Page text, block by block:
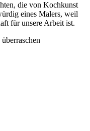
die von Kochkunst
eines Malers, weil
für unsere Arbeit ist.